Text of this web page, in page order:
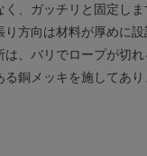
、ガッチリと固定しま
り方向は材料が厚めに
は、バリでロープが切
る銅メッキを施してあ